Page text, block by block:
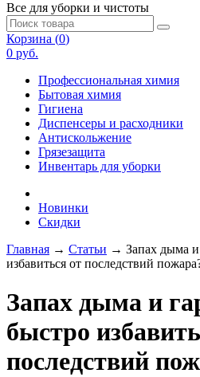
Все для уборки и чистоты
Корзина (0)
0 руб.
Профессиональная химия
Бытовая химия
Гигиена
Диспенсеры и расходники
Антискольжение
Грязезащита
Инвентарь для уборки
Новинки
Скидки
Главная → Статьи → Запах дыма и
избавиться от последствий
Запах дыма и
быстро
последствий